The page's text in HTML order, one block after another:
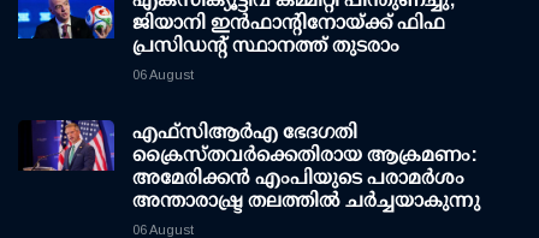
ജിയാനി ഇന്‍ഫാന്റിനോയ്ക്ക് ഫിഫ
പ്രസിഡന്റ് സ്ഥാനത്ത് തുടരാം
06 August
എഫ്‌സി‌ആര്‍‌എ ഭേദഗതി
ക്രൈസ്തവർക്കെതിരായ ആക്രമണം:
അമേരിക്കൻ എംപിയുടെ പരാമർശം
അന്താരാഷ്ട്ര തലത്തിൽ ചർച്ചയാകുന്നു
06 August